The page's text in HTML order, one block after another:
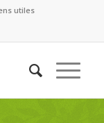
utiles